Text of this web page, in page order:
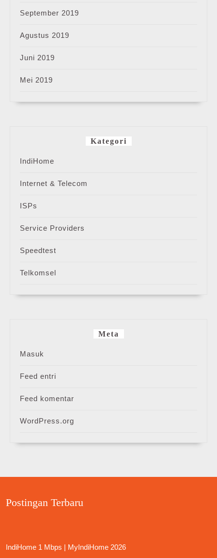
September 2019
Agustus 2019
Juni 2019
Mei 2019
Kategori
IndiHome
Internet & Telecom
ISPs
Service Providers
Speedtest
Telkomsel
Meta
Masuk
Feed entri
Feed komentar
WordPress.org
Postingan Terbaru
IndiHome 1 Mbps | MyIndiHome 2026